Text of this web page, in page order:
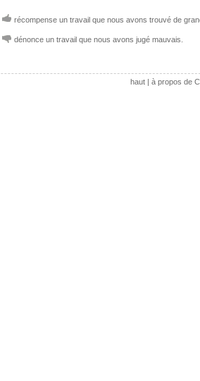
récompense un travail que nous avons trouvé de
dénonce un travail que nous avons jugé mauvais.
haut| à propos de